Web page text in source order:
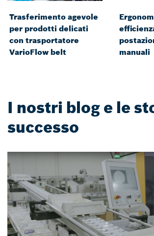
Trasferimento agevole
per prodotti delicati
con trasportatore
VarioFlow belt
manuali
I nostri blog e le
successo